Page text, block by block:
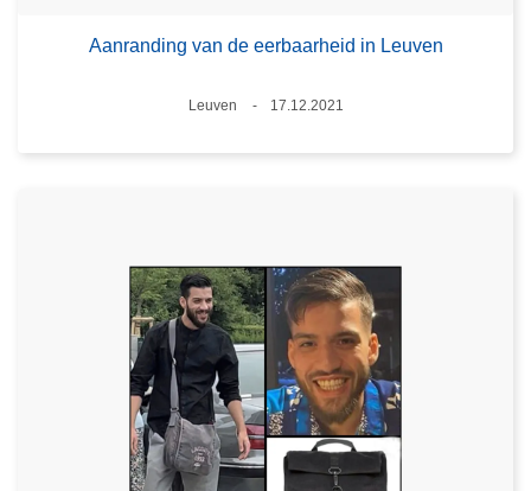
Aanranding van de eerbaarheid in Leuven
Plaats
Leuven
17.12.2021